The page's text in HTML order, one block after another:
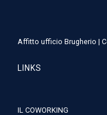
Affitto ufficio Brugherio |
LINKS
IL COWORKING